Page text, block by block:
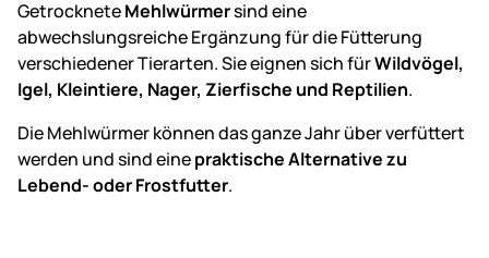
GetrockneteMehlwürmersind eine
abwechslungsreiche Ergänzung für die Fütterung
verschiedener Tierarten. Sie eignen sich fürWildvögel,
Igel, Kleintiere, Nager, Zierfische und Reptilien.
Die Mehlwürmer können das ganze Jahr über verfüttert
werden und sind einepraktische Alternative zu
Lebend- oder Frostfutter.